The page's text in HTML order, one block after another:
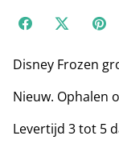
Disney Frozen
Nieuw. Ophalen
Levertijd 3 tot 5